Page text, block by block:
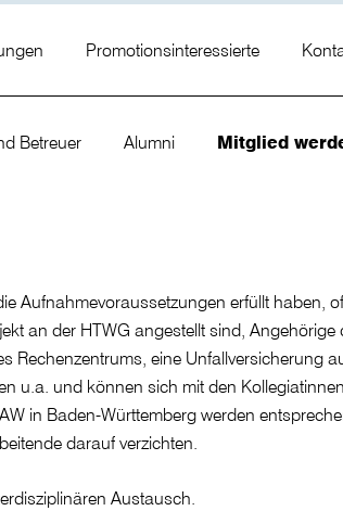
Promotionsinteressierte
Betreuer Alumni Mitglied
Aufnahmevoraussetzungen erfüllt haben,
an der HTWG angestellt sind,
Rechenzentrums, eine Unfallversicherung
u.a. und können sich mit den
in Baden-Württemberg werden
darauf verzichten.
Austausch.